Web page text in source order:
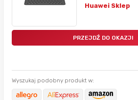
Huawei Sklep
PRZEJDŹ DO OKAZJI
Wyszukaj podobny produkt w: